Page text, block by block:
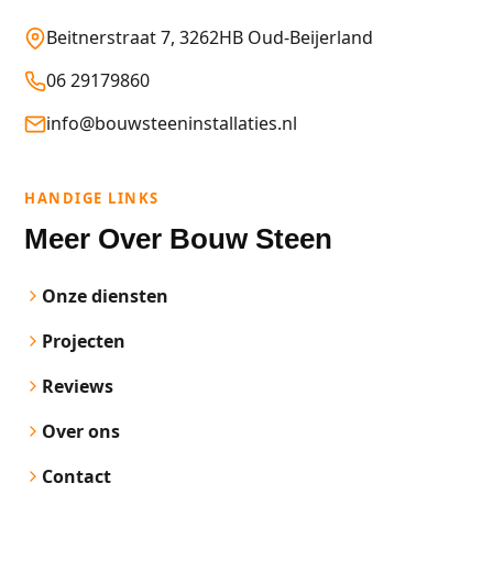
Beitnerstraat 7, 3262HB Oud-Beijerland
06 29179860
info@bouwsteeninstallaties.nl
HANDIGE LINKS
Meer Over Bouw Steen
Onze diensten
Projecten
Reviews
Over ons
Contact